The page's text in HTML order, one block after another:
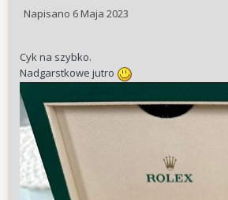
Napisano 6 Maja 2023
Cyk na szybko.
Nadgarstkowe jutro